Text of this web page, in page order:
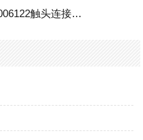
触头连接器-兼容HARTING|09330006122触头连接器替代品说明